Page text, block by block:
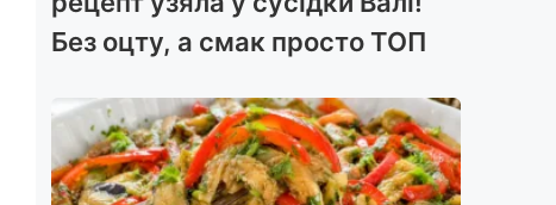
Без оцту, а смак просто ТОП